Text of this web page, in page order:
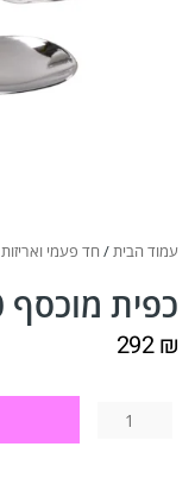
עמוד הבית/ חד פעמי ואריזות
כפית מוכסף 1000 יח'
292₪